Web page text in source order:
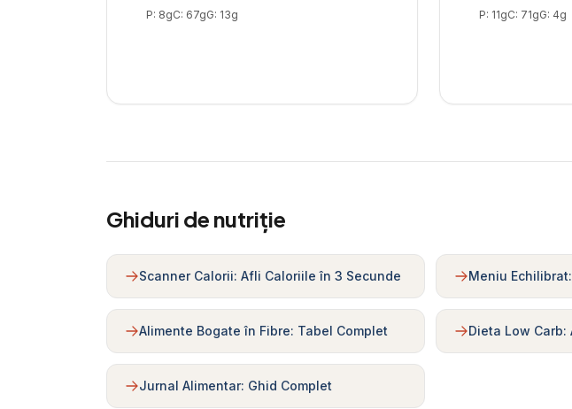
P: 8gC: 67gG: 13g P: 11gC: 71gG: 4g
Ghiduri de nutriție
Scanner Calorii: Afli Caloriile în 3 Secunde Meniu
Alimente Bogate în Fibre: Tabel Complet Dieta Low Carb:
Jurnal Alimentar: Ghid Complet